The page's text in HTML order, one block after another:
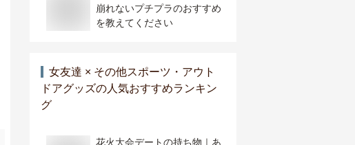
崩れないプチプラのおすすめ
を教えてください
女友達 × その他スポーツ・アウト
ドアグッズの人気おすすめランキン
グ
花火大会デートの持ち物｜あ